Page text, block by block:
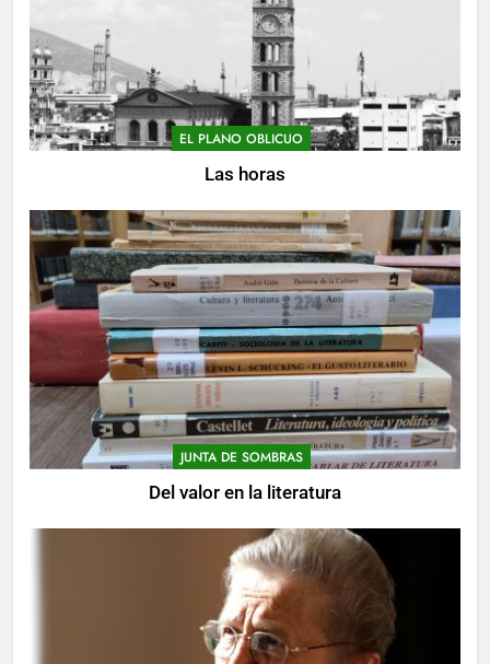
EL PLANO OBLICUO
Las horas
JUNTA DE SOMBRAS
Del valor en la literatura